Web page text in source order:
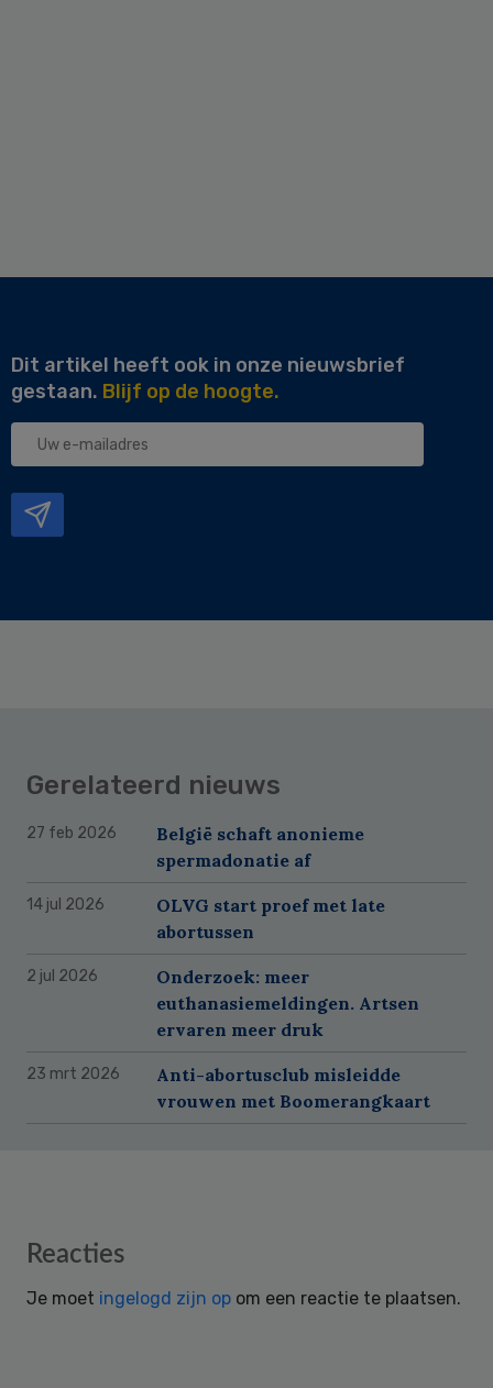
Dit artikel heeft ook in onze nieuwsbrief
gestaan. Blijf op de hoogte.
Uw
Gerelateerd nieuws
27 feb 2026
België schaft anonieme
spermadonatie af
14 jul 2026
OLVG start proef met late
abortussen
2 jul 2026
Onderzoek: meer
euthanasiemeldingen. Artsen
ervaren meer druk
23 mrt 2026
Anti-abortusclub misleidde
vrouwen met Boomerangkaart
Reader
Reacties
Je moet ingelogd zijn op om een reactie te plaatsen.